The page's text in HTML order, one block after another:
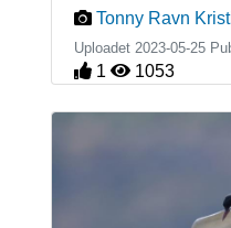
Tonny Ravn
Uploadet 2023-05-25
1 1053